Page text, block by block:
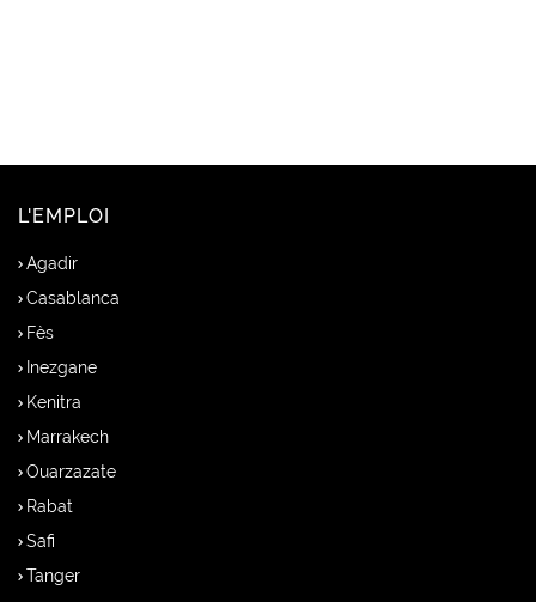
L'EMPLOI
Agadir
Casablanca
Fès
Inezgane
Kenitra
Marrakech
Ouarzazate
Rabat
Safi
Tanger